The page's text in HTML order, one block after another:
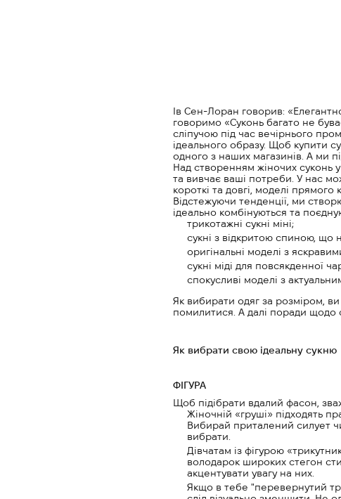
Ів Сен-Лоран говорив:
говоримо «Суконь багато не
сліпучою під час вечірнього
ідеального образу. Щоб купити
одного з наших магазинів. А ми
Над створенням жіночих суконь
та вивчає ваші потреби. У нас
короткі та довгі, моделі
Відстежуючи тенденції, ми
ідеально комбінуються та
трикотажні сукні міні;
сукні з відкритою спиною, що
оригінальні моделі з
сукні міді для повсякденної
спокусливі моделі з
Як вибирати одяг за розміром,
помилитися. А далі поради щодо
Як вибрати свою ідеальну сукню
ФІГУРА
Щоб підібрати вдалий фасон,
Жіночній «груші» підходять
Вибирай приталений силует
вибрати.
Дівчатам із фігурою
володарок широких стегон
акцентувати увагу на них.
Якщо в тебе "перевернутий